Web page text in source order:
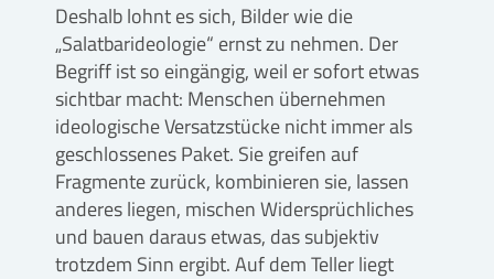
Deshalb lohnt es sich, Bilder wie die
„Salatbarideologie“ ernst zu nehmen. Der
Begriff ist so eingängig, weil er sofort etwas
sichtbar macht: Menschen übernehmen
ideologische Versatzstücke nicht immer als
geschlossenes Paket. Sie greifen auf
Fragmente zurück, kombinieren sie, lassen
anderes liegen, mischen Widersprüchliches
und bauen daraus etwas, das subjektiv
trotzdem Sinn ergibt. Auf dem Teller liegt